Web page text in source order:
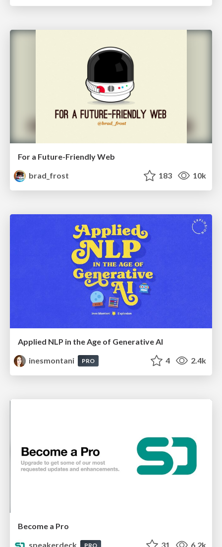
For a Future-Friendly Web
brad_frost
183 10k
Applied NLP in the Age of Generative AI
inesmontani
PRO 4 2.4k
Become a Pro
speakerdeck
PRO 31 6.2k